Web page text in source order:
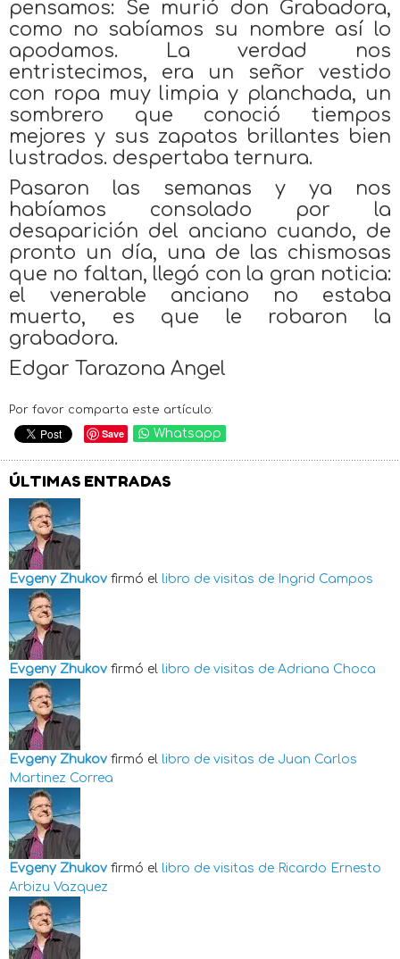
pensamos: Se murió don Grabadora,
como no sabíamos su nombre así lo
apodamos. La verdad nos
entristecimos, era un señor vestido
con ropa muy limpia y planchada, un
sombrero que conoció tiempos
mejores y sus zapatos brillantes bien
lustrados. despertaba ternura.
Pasaron las semanas y ya nos
habíamos consolado por la
desaparición del anciano cuando, de
pronto un día, una de las chismosas
que no faltan, llegó con la gran noticia:
el venerable anciano no estaba
muerto, es que le robaron la
grabadora.
Edgar Tarazona Angel
Por favor comparta este artículo:
Save Whatsapp
ÚLTIMAS ENTRADAS
Evgeny Zhukov firmó el libro de visitas de Ingrid Campos
Evgeny Zhukov firmó el libro de visitas de Adriana Choca
Evgeny Zhukov firmó el libro de visitas de Juan Carlos
Martinez Correa
Evgeny Zhukov firmó el libro de visitas de Ricardo Ernesto
Arbizu Vazquez